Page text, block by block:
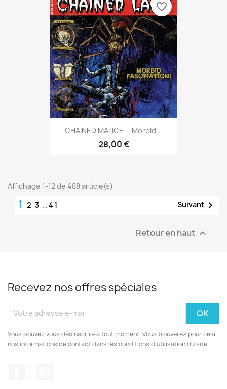
CHAINED MALICE _ Morbid...
28,00 €
favorite_border
Affichage 1-12 de 488 article(s)
1 2 3 … 41 Suivant 
Retour en haut 
Recevez nos offres spéciales
Vous pouvez vous désinscrire à tout moment. Vous trouverez pour cela
nos informations de contact dans les conditions d'utilisation du site.